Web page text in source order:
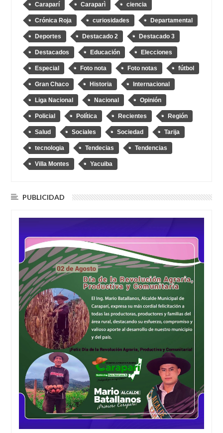
Caraparí Caraparì ciencia
Crónica Roja curiosidades Departamental
Deportes Destacado 2 Destacado 3
Destacados Educación Elecciones
Especial Foto nota Foto notas fútbol
Gran Chaco Historia Internacional
Liga Nacional Nacional Opinión
Policial Política Recientes Región
Salud Sociales Sociedad Tarija
tecnologia Tendecias Tendencias
Villa Montes Yacuiba
PUBLICIDAD